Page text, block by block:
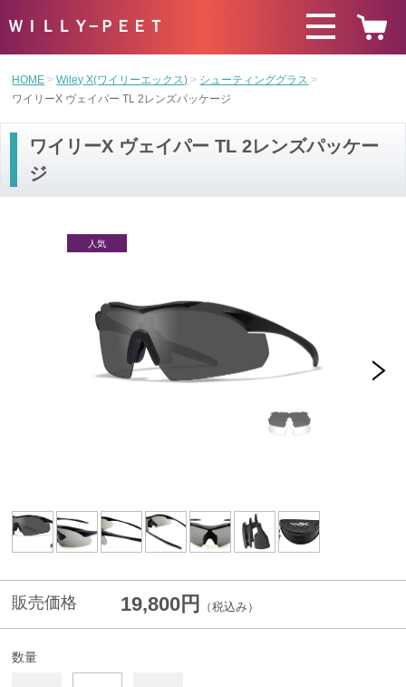
ＷＩＬＬＹ−ＰＥＥＴ
HOME Wiley X(ワイリーエックス)
シューティンググラス
ワイリーX ヴェイパー TL 2レンズパッケージ
ワイリーX ヴェイパー TL 2レンズパッケー
ジ
販売価格 19,800円 （税込み）
数量